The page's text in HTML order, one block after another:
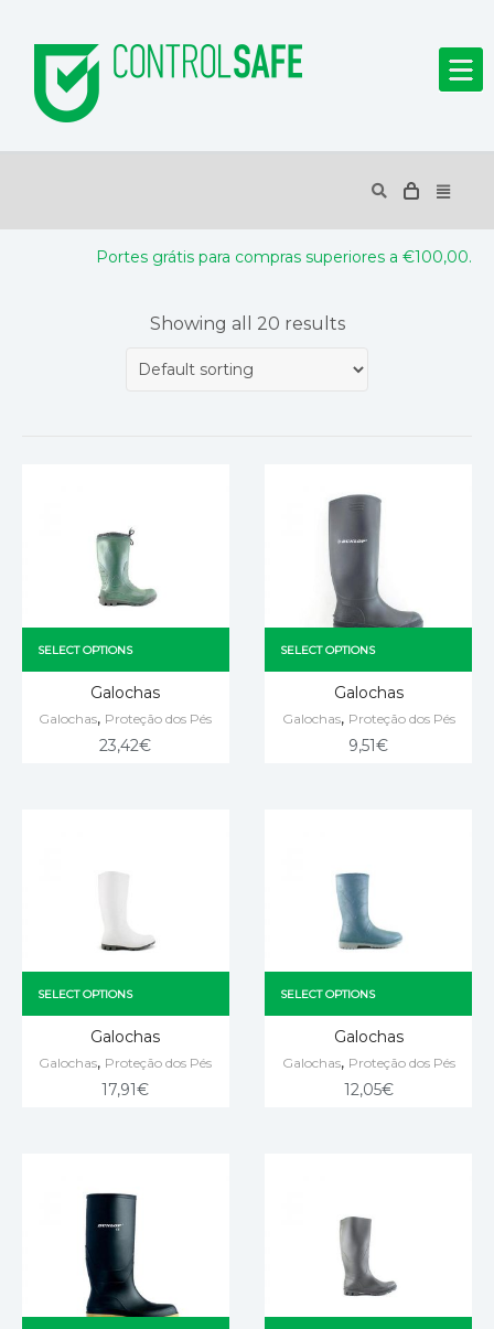
Portes grátis para compras superiores a €100,00.
Showing all 20 results
SELECT OPTIONS
Galochas
Galochas, Proteção dos Pés
23,42€
SELECT OPTIONS
Galochas
Galochas, Proteção dos Pés
9,51€
SELECT OPTIONS
Galochas
Galochas, Proteção dos Pés
17,91€
SELECT OPTIONS
Galochas
Galochas, Proteção dos Pés
12,05€